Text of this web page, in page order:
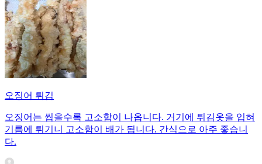
오징어 튀김
오징어는 씹을수록 고소함이 나옵니다. 거기에 튀김옷을 입혀
기름에 튀기니 고소함이 배가 됩니다. 간식으로 아주 좋습니
다.